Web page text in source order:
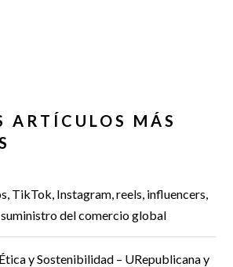
ARTÍCULOS MÁS
TikTok, Instagram, reels, influencers,
suministro del comercio global
y Sostenibilidad – URepublicana y